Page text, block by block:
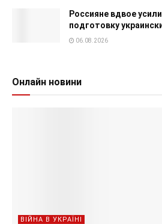
Россияне вдвое
подготовку
06.08.2026
Онлайн новини
ВІЙНА В УКРАЇНІ